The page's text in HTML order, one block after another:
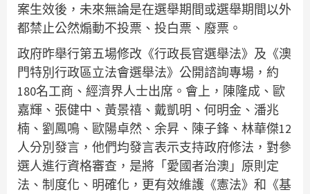
案生效後，未來無論是在選舉期間或選舉期間以外
都禁止公然煽動不投票、投白票、廢票。
政府昨舉行第五場修改《行政長官選舉法》及《澳
門特別行政區立法會選舉法》公開諮詢專場，約
180名工商、經濟界人士出席。會上，陳隆成、歐
嘉輝、張健中、黃景禧、戴凱明、何明金、潘兆
楠、劉鳳鳴、歐陽卓然、余昇、陳子鋒、林華傑12
人分別發言，他們均發言表示支持政府修法，對參
選人進行資格審查，是將「愛國者治澳」原則定
法、制度化、明確化，更有效維護《憲法》和《基